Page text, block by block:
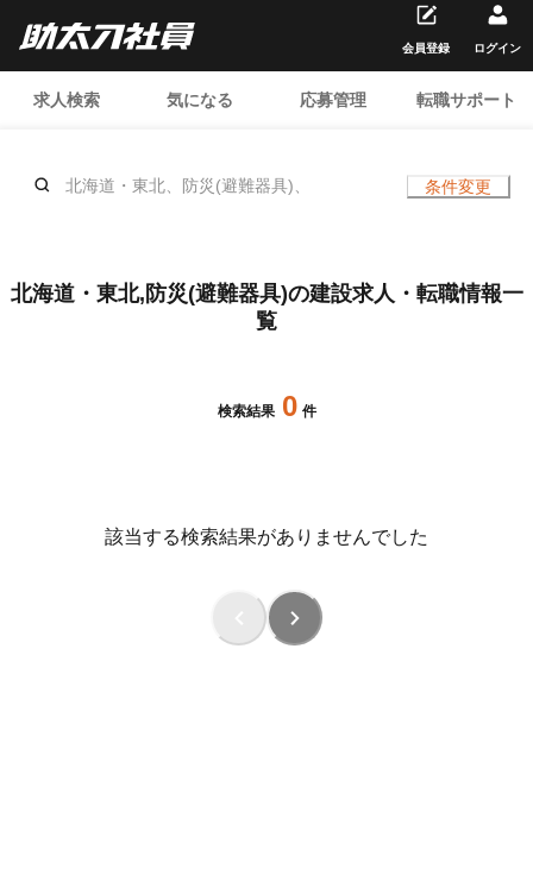
求人検索 気になる 応募管理 転職サポート
会員登録 ログイン
北海道・東北、防災(避難器具)、 条件変更
北海道・東北,防災(避難器具)の建設求人・転職情報一
覧
検索結果 0 件
該当する検索結果がありませんでした